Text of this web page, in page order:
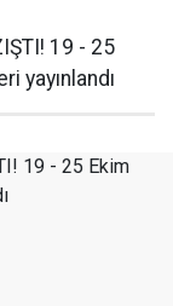
19 - 25
yayınlandı